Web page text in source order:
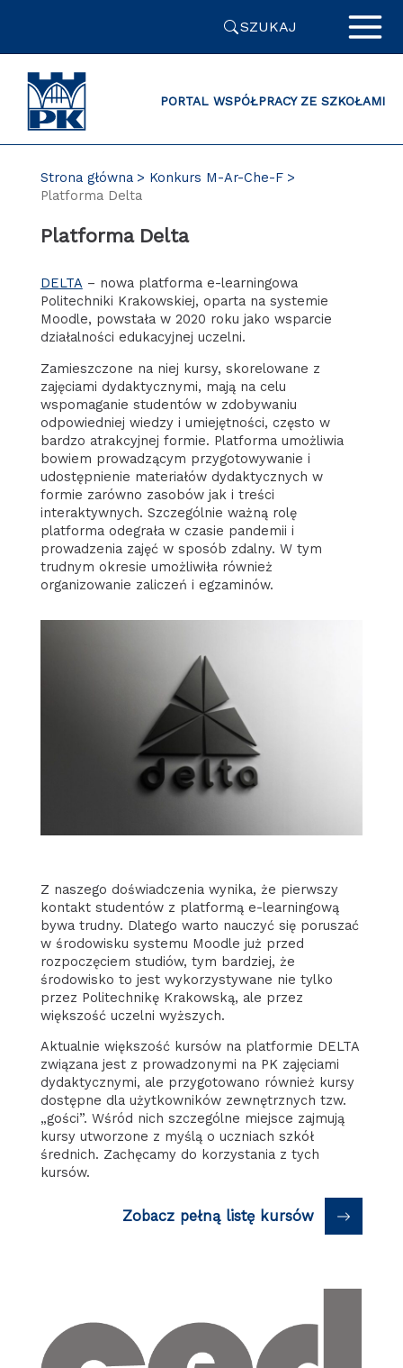
SZUKAJ
PORTAL WSPÓŁPRACY ZE SZKOŁAMI
Strona główna
Konkurs M-Ar-Che-F
Platforma Delta
Platforma Delta
DELTA – nowa platforma e-learningowa
Politechniki Krakowskiej, oparta na systemie
Moodle, powstała w 2020 roku jako wsparcie
działalności edukacyjnej uczelni.
Zamieszczone na niej kursy, skorelowane z
zajęciami dydaktycznymi, mają na celu
wspomaganie studentów w zdobywaniu
odpowiedniej wiedzy i umiejętności, często w
bardzo atrakcyjnej formie. Platforma umożliwia
bowiem prowadzącym przygotowywanie i
udostępnienie materiałów dydaktycznych w
formie zarówno zasobów jak i treści
interaktywnych. Szczególnie ważną rolę
platforma odegrała w czasie pandemii i
prowadzenia zajęć w sposób zdalny. W tym
trudnym okresie umożliwiła również
organizowanie zaliczeń i egzaminów.
Z naszego doświadczenia wynika, że pierwszy
kontakt studentów z platformą e-learningową
bywa trudny. Dlatego warto nauczyć się poruszać
w środowisku systemu Moodle już przed
rozpoczęciem studiów, tym bardziej, że
środowisko to jest wykorzystywane nie tylko
przez Politechnikę Krakowską, ale przez
większość uczelni wyższych.
Aktualnie większość kursów na platformie DELTA
związana jest z prowadzonymi na PK zajęciami
dydaktycznymi, ale przygotowano również kursy
dostępne dla użytkowników zewnętrznych tzw.
„gości”. Wśród nich szczególne miejsce zajmują
kursy utworzone z myślą o uczniach szkół
średnich. Zachęcamy do korzystania z tych
kursów.
Zobacz pełną listę kursów